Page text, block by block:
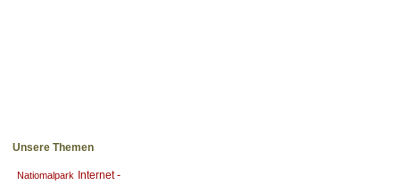
Unsere Themen
Natiomalpark
Internet -